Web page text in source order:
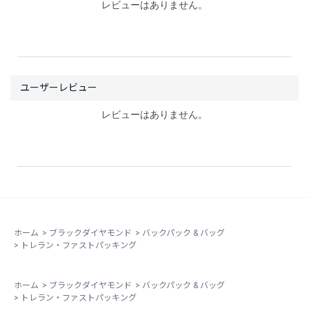
レビューはありません。
レビューはありません。
ホーム > ブラックダイヤモンド > バックパック & バッグ
>
トレラン・ファストパッキング
ホーム > ブラックダイヤモンド > バックパック & バッグ
>
トレラン・ファストパッキング